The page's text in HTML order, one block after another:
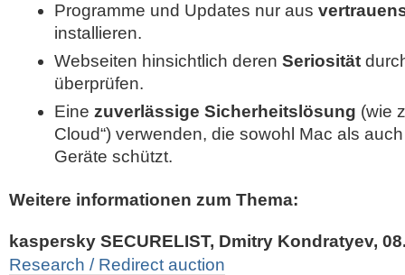
Programme und Updates nur aus
installieren.
Webseiten hinsichtlich deren Seriosität
überprüfen.
Eine zuverlässige Sicherheitslösung (wie
Cloud“) verwenden, die sowohl Mac als
Geräte schützt.
Weitere informationen zum Thema:
kaspersky SECURELIST, Dmitry Kondratyev,
Research / Redirect auction